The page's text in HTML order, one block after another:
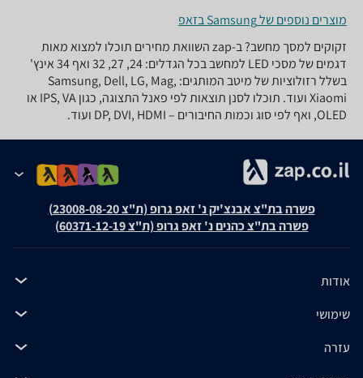
מוצרים נוספים של Samsung בזאפ
זקוקים למסך מחשב? ב-zap השוואת מחירים תוכלו למצוא מאות
דגמים של מסכי LED למחשב בכל הגדלים: 24, 27, 32 ואף 34 אינץ'
בשלל רזולוציות של מיטב המותגים: Samsung, Dell, LG, Mag,
Xiaomi ועוד. תוכלו לסנן תוצאות לפי פאנל התצוגה, כגון IPS, VA או
OLED, ואף לפי סוג וכמות החיבורים – DP, DVI, HDMI ועוד.
פשרה בת"צ אבנצ'יק נ' זאפ גרופ (ת"צ 23008-08-20)
פשרה בת"צ כהנים נ' זאפ גרופ (ת"צ 60371-12-19)
אודות
שימושי
עזרה